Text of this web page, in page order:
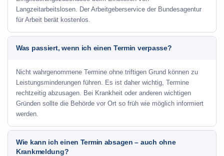
Langzeitarbeitslosen. Der Arbeitgeberservice der Bundesagentur
für Arbeit berät kostenlos.
Was passiert, wenn ich einen Termin verpasse?
Nicht wahrgenommene Termine ohne triftigen Grund können zu
Leistungsminderungen führen. Es ist daher wichtig, Termine
rechtzeitig abzusagen. Bei Krankheit oder anderen wichtigen
Gründen sollte die Behörde vor Ort so früh wie möglich informiert
werden.
Wie kann ich einen Termin absagen – auch ohne
Krankmeldung?